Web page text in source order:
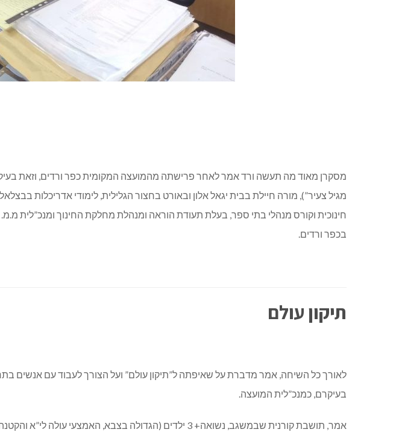
מסקרן מאוד מה תעשה ורד אמר לאחר פרישתה מהמועצה המקומית כפר ורדים, וזאת
מגיל צעיר”), מורה חיילת בבית יגאל אלון ובאורט בחצור הגלילית, לימודי אדריכלות
בכפר ורדים.
תיקון עולם
לאורך כל השיחה, אמר מדברת על שאיפתה ל”תיקון עולם” ועל הצורך לעבוד עם אנשים
בעיקרם, כמנכ”לית המועצה.
אמר, תושבת קורנית שבמשגב, נשואה+ 3 ילדים (הגדולה בצבא, האמצעי עולה לי”א והקטנה עולה לכיתה ט’) נמצאת בימים אלו בעיצומה של החפיפה עם